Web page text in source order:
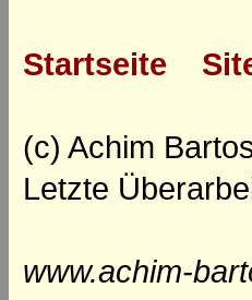
Startseite
(c) Achim
Letzte
www.achim-